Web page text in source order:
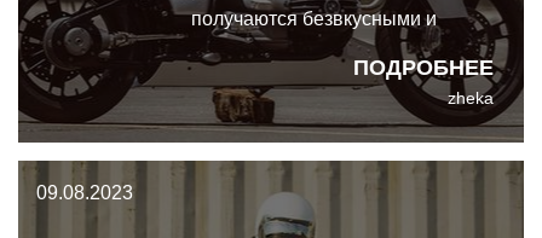
ПОДРОБНЕЕ
получаются безвкусными и
бесполезными. Но вот этот
кастомный BMW R 18 от
португальской мастерской Rusty
Wrench Motorcycles
подтверждает, что из любого
правила всегда есть исключения.
zheka
09.08.2023